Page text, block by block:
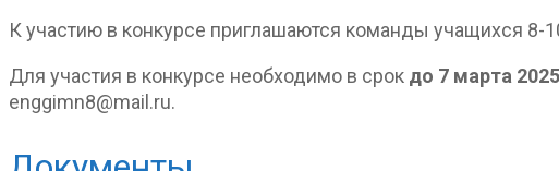
К участию в конкурсе приглашаются команды учащихся 8-
Для участия в конкурсе необходимо в срок до 7 марта
enggimn8@mail.ru.